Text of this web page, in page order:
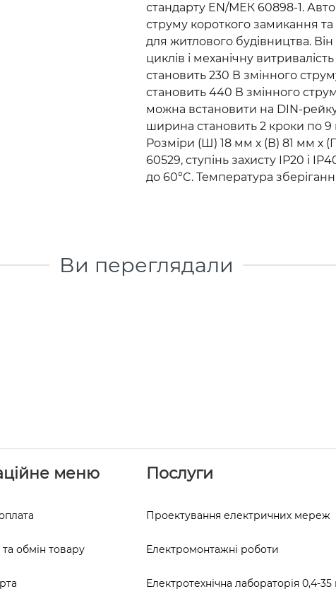
стандарту EN/МЕК 60898-1.
струму короткого замикання
для житлового будівництва.
циклів і механічну
становить 230 В змінного
становить 440 В змінного
можна встановити на DIN-
ширина становить 2 кроки по 9
Розміри (Ш) 18 мм х (В) 81 мм х
60529, ступінь захисту IP20 і
до 60°C. Температура
Ви переглядали
меню
обмін товару
Послуги
Проектування електричних мереж
Електромонтажні роботи
Електротехнічна лабораторія 0,4-35